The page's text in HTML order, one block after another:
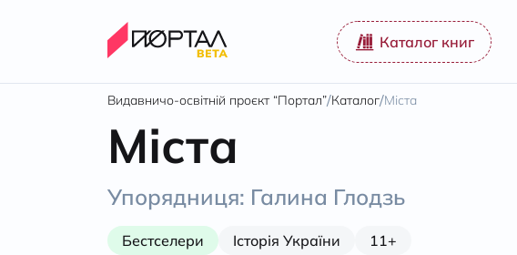
Каталог книг
Видавничо-освітній проєкт “Портал”/Каталог/Міста
Міста
Упорядниця: Галина Глодзь
Бестселери Історія України 11+